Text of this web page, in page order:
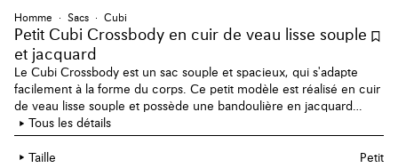
Homme Sacs Cubi
Petit Cubi Crossbody en cuir de veau lisse souple
et jacquard
Le Cubi Crossbody est un sac souple et spacieux, qui s'adapte
facilement à la forme du corps. Ce petit modèle est réalisé en cuir
de veau lisse souple et possède une bandoulière en jacquard
LOEWE.
Tous les détails
Taille Petit